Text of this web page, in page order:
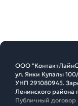
ООО
ул. Янки Купалы 100/
УНП 291080945.
Ленинского района
Публичный договор